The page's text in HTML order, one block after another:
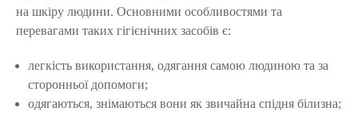
на шкіру людини. Основними особливостями та
перевагами таких гігієнічних засобів є:
легкість використання, одягання самою людиною та за
сторонньої допомоги;
одягаються, знімаються вони як звичайна спідня білизна;